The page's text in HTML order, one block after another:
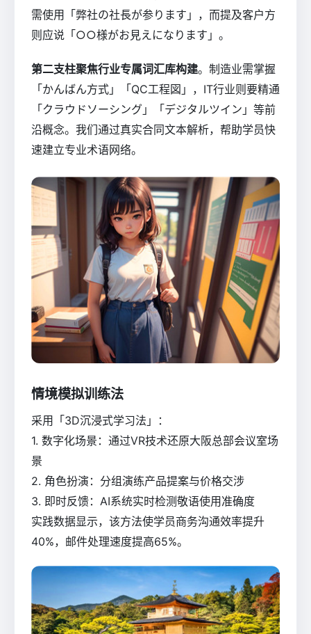
需使用「弊社の社長が参ります」，而提及客户方
则应说「○○様がお見えになります」。
第二支柱聚焦行业专属词汇库构建。制造业需掌握
「かんばん方式」「QC工程図」，IT行业则要精通
「クラウドソーシング」「デジタルツイン」等前
沿概念。我们通过真实合同文本解析，帮助学员快
速建立专业术语网络。
情境模拟训练法
采用「3D沉浸式学习法」：
1. 数字化场景：通过VR技术还原大阪总部会议室场
景
2. 角色扮演：分组演练产品提案与价格交涉
3. 即时反馈：AI系统实时检测敬语使用准确度
实践数据显示，该方法使学员商务沟通效率提升
40%，邮件处理速度提高65%。